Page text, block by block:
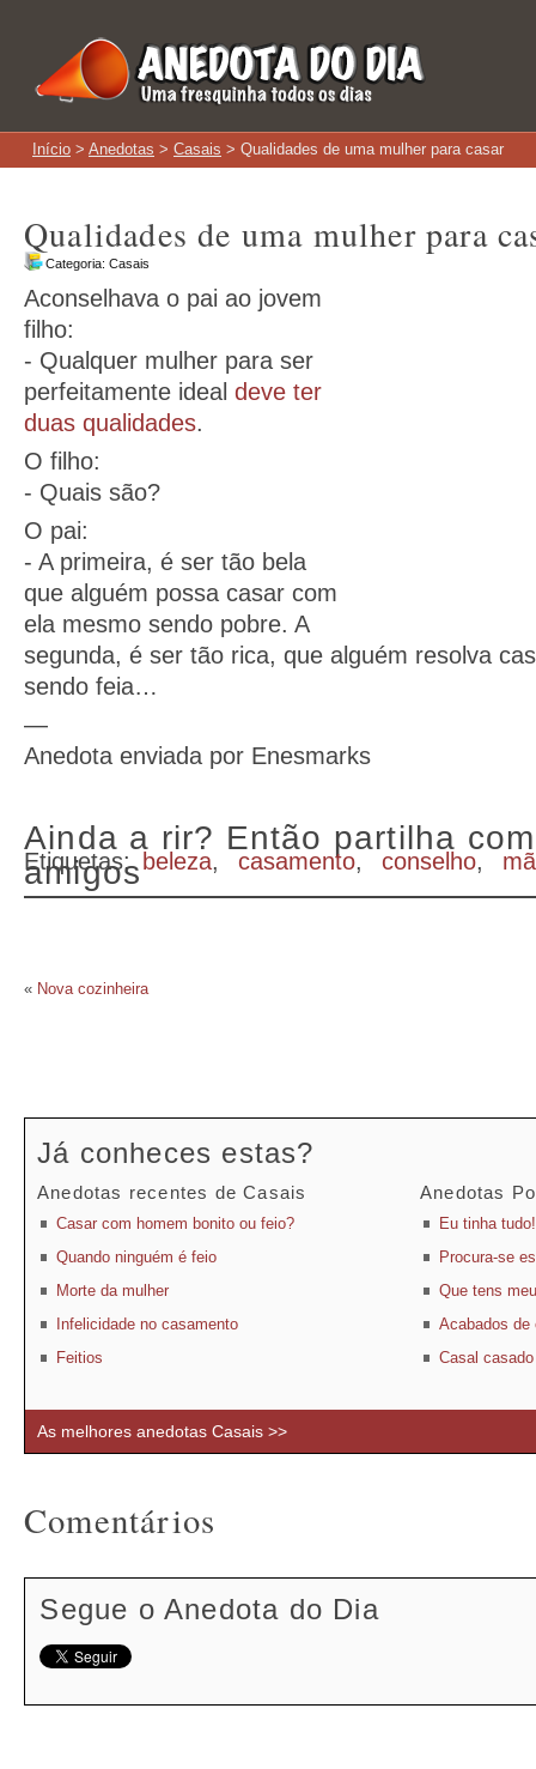
Início > Anedotas > Casais > Qualidades de uma mulher para casar
Qualidades de uma mulher para
Categoria: Casais
Aconselhava o pai ao jovem
filho:
- Qualquer mulher para ser
perfeitamente ideal deve ter
duas qualidades.
O filho:
- Quais são?
O pai:
- A primeira, é ser tão bela
que alguém possa casar com
ela mesmo sendo pobre. A
segunda, é ser tão rica, que alguém resolva
sendo feia…
—
Anedota enviada por Enesmarks
Ainda a rir? Então partilha
amigos
Etiquetas: beleza, casamento, conselho,
« Nova cozinheira
Já conheces estas?
Anedotas recentes de Casais
Casar com homem bonito ou feio?
Quando ninguém é feio
Morte da mulher
Infelicidade no casamento
Feitios
Anedotas
Eu tinha tudo!
Procura-se
Que tens
Acabados de
Casal
As melhores anedotas Casais >>
Comentários
Segue o Anedota do Dia